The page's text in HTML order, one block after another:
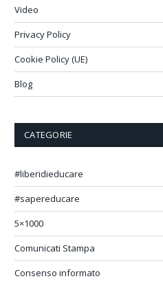
Video
Privacy Policy
Cookie Policy (UE)
Blog
CATEGORIE
#liberidieducare
#sapereducare
5×1000
Comunicati Stampa
Consenso informato